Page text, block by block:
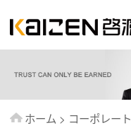
ホーム > コーポレート